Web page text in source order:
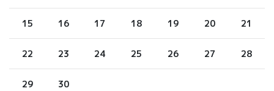
15 16 17 18 19 20 21
22 23 24 25 26 27 28
29 30